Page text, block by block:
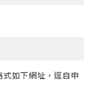
如下網址，逕自申